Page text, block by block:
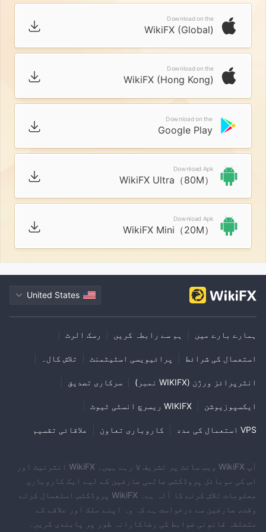
Download on the
WikiFX (Global)
Download on the
WikiFX (Hong Kong)
Download on the
Google Play
Download Apk
WikiFX Ultra（80M）
Download Apk
WikiFX Mini（20M）
United States
ہمارے بارے میں ہم سے رابطہ کریں رسک الرٹ
استعمال کی شرائط پرائیویسی اسٹیٹمنٹ تلاش کال۔
انٹرپرائز ورژن (WIKIFX نمبر) سرکاری تصدیق
ایکسپوزیوشن WIKIFX ریسرچ انسٹی ٹیوٹ
VPS استعمال کی مدد کاروباری تعاون علاقائی تقسیم
آپ WikiFX ویب سائٹ پر تشریف لا رہے ہیں۔ WikiFX انٹرنیٹ اور
اس کی موبائل پروڈکٹس عالمی صارفین کے لیے ایک کاروباری
معلومات تلاش کرنے کا آلہ ہے۔ WikiFX پروڈکٹس استعمال کرتے
وقت، صارفین سے درخواست ہے کہ وہ اپنے ملک اور علاقے کے
متعلقہ قانونی ضوابط کی رضاکارانہ طور پر پابندی کریں۔